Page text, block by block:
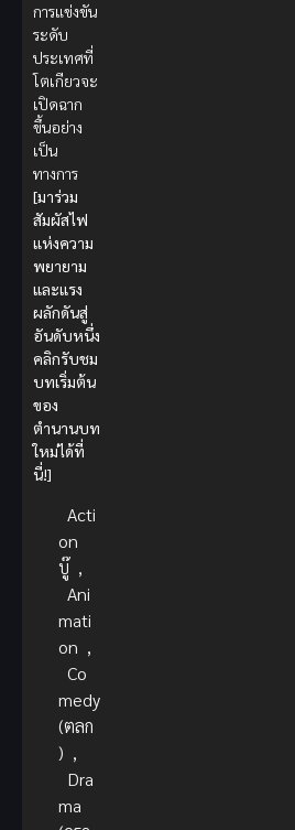
การแข่งขัน
ระดับ
ประเทศที่
โตเกียวจะ
เปิดฉาก
ขึ้นอย่าง
เป็น
ทางการ
[มาร่วม
สัมผัสไฟ
แห่งความ
พยายาม
และแรง
ผลักดันสู่
อันดับหนึ่ง
คลิกรับชม
บทเริ่มต้น
ของ
ตำนานบท
ใหม่ได้ที่
นี่!]
Acti
on
บู๊ ,
Ani
mati
on ,
Co
medy
(ตลก
) ,
Dra
ma